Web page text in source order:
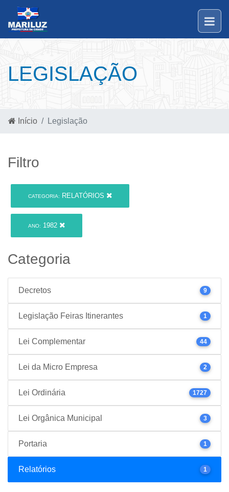
LEGISLAÇÃO
Início Legislação
Filtro
CATEGORIA: RELATÓRIOS
ANO: 1982
Categoria
Decretos 9
Legislação Feiras Itinerantes 1
Lei Complementar 44
Lei da Micro Empresa 2
Lei Ordinária 1727
Lei Orgânica Municipal 3
Portaria 1
Relatórios 1